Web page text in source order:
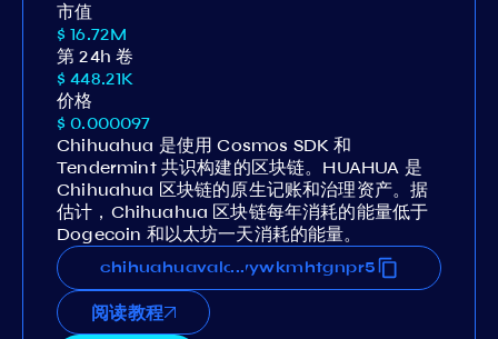
市值
$ 16.72M
第 24h 卷
$ 448.21K
价格
$ 0.000097
Chihuahua 是使用 Cosmos SDK 和
Tendermint 共识构建的区块链。HUAHUA 是
Chihuahua 区块链的原生记账和治理资产。据
估计，Chihuahua 区块链每年消耗的能量低于
Dogecoin 和以太坊一天消耗的能量。
...
阅读教程